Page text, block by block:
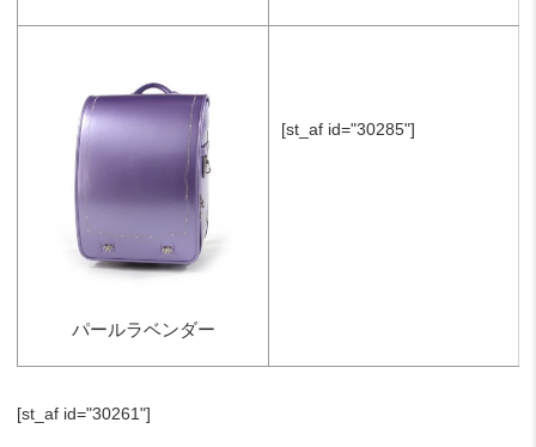
パールラベンダー
[st_af id="30285"]
[st_af id="30261"]